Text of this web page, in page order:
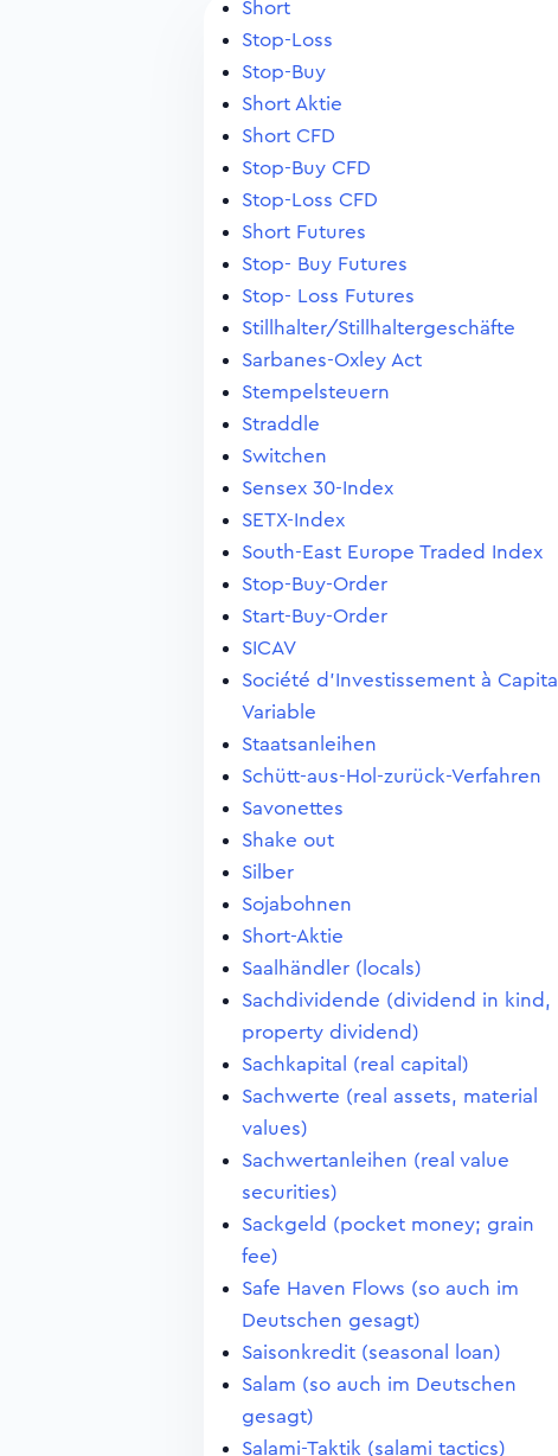
Short
Stop-Loss
Stop-Buy
Short Aktie
Short CFD
Stop-Buy CFD
Stop-Loss CFD
Short Futures
Stop- Buy Futures
Stop- Loss Futures
Stillhalter/Stillhaltergeschäfte
Sarbanes-Oxley Act
Stempelsteuern
Straddle
Switchen
Sensex 30-Index
SETX-Index
South-East Europe Traded Index
Stop-Buy-Order
Start-Buy-Order
SICAV
Société d'Investissement à Capital
Variable
Staatsanleihen
Schütt-aus-Hol-zurück-Verfahren
Savonettes
Shake out
Silber
Sojabohnen
Short-Aktie
Saalhändler (locals)
Sachdividende (dividend in kind,
property dividend)
Sachkapital (real capital)
Sachwerte (real assets, material
values)
Sachwertanleihen (real value
securities)
Sackgeld (pocket money; grain
fee)
Safe Haven Flows (so auch im
Deutschen gesagt)
Saisonkredit (seasonal loan)
Salam (so auch im Deutschen
gesagt)
Salami-Taktik (salami tactics)